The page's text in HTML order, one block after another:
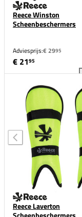
Reece Winston
Scheenbeschermers
Adviesprijs:€ 2995
€ 2195
Reece Laverton